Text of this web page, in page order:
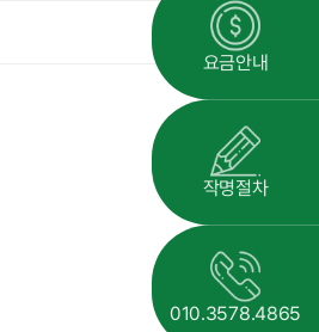
요금안내
작명절차
010.3578.4865